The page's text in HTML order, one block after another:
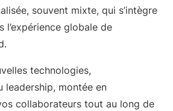
souvent mixte, qui s’intègre
l’expérience globale de
technologies,
leadership, montée en
collaborateurs tout au long de